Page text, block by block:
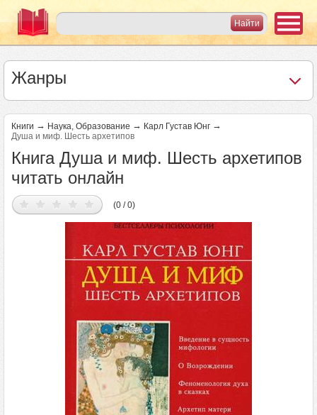
Жанры
Книги → Наука, Образование → Карл Густав Юнг →
Душа и миф. Шесть архетипов
Книга Душа и миф. Шесть архетипов
читать онлайн
(0 / 0)